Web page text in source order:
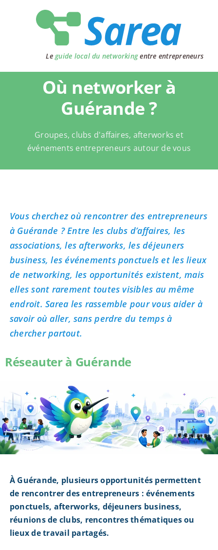
Le guide local du networkingentre entrepreneurs
Où networker à
Guérande ?
Groupes, clubs d'affaires, afterworks et
événements entrepreneurs autour de vous
Vous cherchez où rencontrer des entrepreneurs
à Guérande ? Entre les clubs d’affaires, les
associations, les afterworks, les déjeuners
business, les événements ponctuels et les lieux
de networking, les opportunités existent, mais
elles sont rarement toutes visibles au même
endroit. Sarea les rassemble pour vous aider à
savoir où aller, sans perdre du temps à
chercher partout.
Réseauter à Guérande
À Guérande, plusieurs opportunités permettent
de rencontrer des entrepreneurs : événements
ponctuels, afterworks, déjeuners business,
réunions de clubs, rencontres thématiques ou
lieux de travail partagés.